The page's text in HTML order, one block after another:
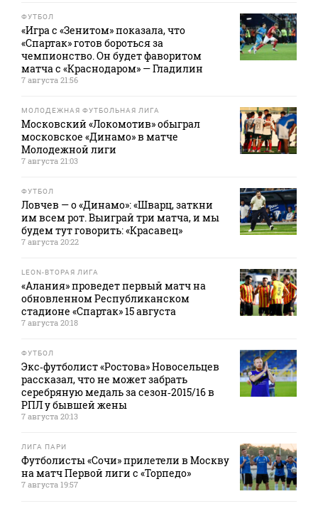
ФУТБОЛ
«Игра с «Зенитом» показала, что
«Спартак» готов бороться за
чемпионство. Он будет фаворитом
матча с «Краснодаром» — Гладилин
7 августа 21:56
МОЛОДЕЖНАЯ ФУТБОЛЬНАЯ ЛИГА
Московский «Локомотив» обыграл
московское «Динамо» в матче
Молодежной лиги
7 августа 21:03
ФУТБОЛ
Ловчев — о «Динамо»: «Шварц, заткни
им всем рот. Выиграй три матча, и мы
будем тут говорить: «Красавец»
7 августа 20:22
LEON-ВТОРАЯ ЛИГА
«Алания» проведет первый матч на
обновленном Республиканском
стадионе «Спартак» 15 августа
7 августа 20:18
ФУТБОЛ
Экс‑футболист «Ростова» Новосельцев
рассказал, что не может забрать
серебряную медаль за сезон‑2015/16 в
РПЛ у бывшей жены
7 августа 20:13
ЛИГА ПАРИ
Футболисты «Сочи» прилетели в Москву
на матч Первой лиги с «Торпедо»
7 августа 19:57